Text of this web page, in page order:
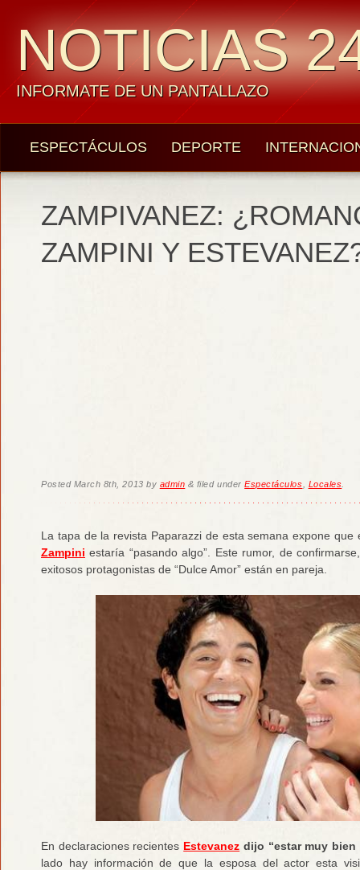
NOTICIAS
INFORMATE DE UN PANTALLAZO
ESPECTÁCULOS DEPORTE
ZAMPIVANEZ:
ZAMPINI Y
Posted March 8th, 2013 by admin & filed underEspectáculos Locales
La tapa de la revista Paparazzi de esta semana expone que
Zampini estaría “pasando algo”. Este rumor, de
exitosos protagonistas de “Dulce Amor” están en pareja.
En declaraciones recientes Estevanez dijo “estar muy
lado hay información de que la esposa del actor esta